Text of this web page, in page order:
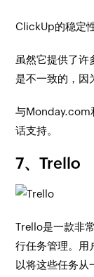
ClickUp的稳定
虽然它提供了许
是不一致的，因
与Monday.com
话支持。
7、Trello
Trello是一款非
行任务管理。用
以将这些任务从